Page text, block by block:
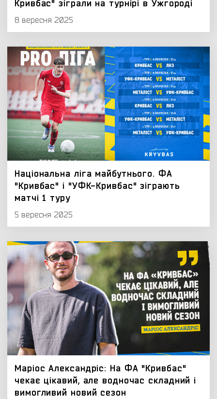
Кривбас" зіграли на турнірі в Ужгороді
8 вересня 2025
Національна ліга майбутнього. ФА
"Кривбас" і "УФК-Кривбас" зіграють
матчі 1 туру
5 вересня 2025
Маріос Александріс: На ФА "Кривбас"
чекає цікавий, але водночас складний і
вимогливий новий сезон